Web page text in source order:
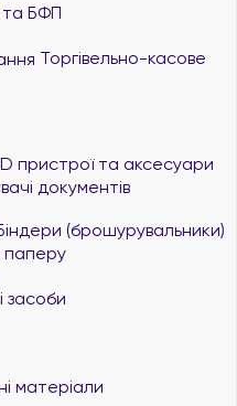
БФП
Торгівельно-касове
пристрої та аксесуари
документів
(брошурувальники)
паперу
матеріали